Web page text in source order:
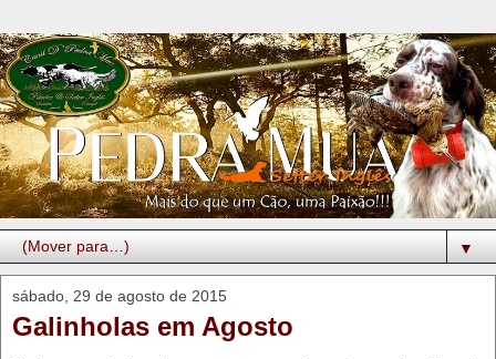
▼
sábado, 29 de agosto de 2015
Galinholas em Agosto